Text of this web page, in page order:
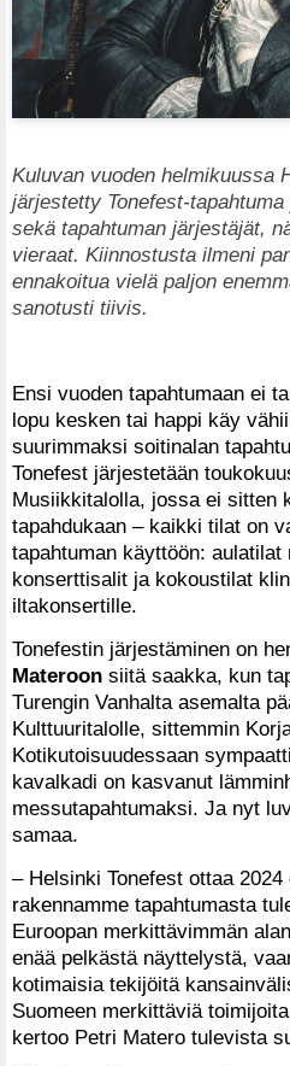
Kuluvan vuoden helmikuussa
järjestetty Tonefest-
sekä tapahtuman järjestäjät,
vieraat. Kiinnostusta ilmeni
ennakoitua vielä paljon
sanotusti tiivis.
Ensi vuoden tapahtumaan ei
lopu kesken tai happi käy
suurimmaksi soitinalan
Tonefest järjestetään
Musiikkitalolla, jossa ei sitten
tapahdukaan – kaikki tilat on
tapahtuman käyttöön:
konserttisalit ja kokoustilat
iltakonsertille.
Tonefestin järjestäminen on
Materoon siitä saakka, kun
Turengin Vanhalta asemalta
Kulttuuritalolle, sittemmin
Kotikutoisuudessaan
kavalkadi on kasvanut
messutapahtumaksi. Ja nyt
samaa.
– Helsinki Tonefest ottaa
rakennamme tapahtumasta
Euroopan merkittävimmän
enää pelkästä näyttelystä,
kotimaisia tekijöitä
Suomeen merkittäviä
kertoo Petri Matero tulevista